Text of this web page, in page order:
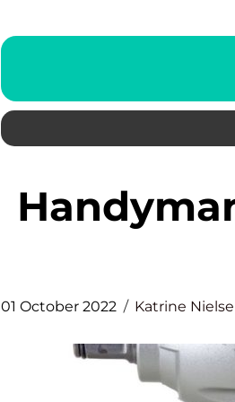
Handyman-projekter i hus og
01 October 2022 Katrine